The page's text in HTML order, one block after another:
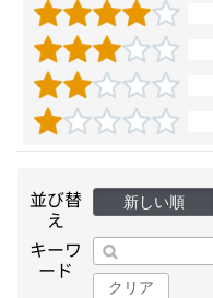
並び替
え
新しい順
キーワ
ード
クリア